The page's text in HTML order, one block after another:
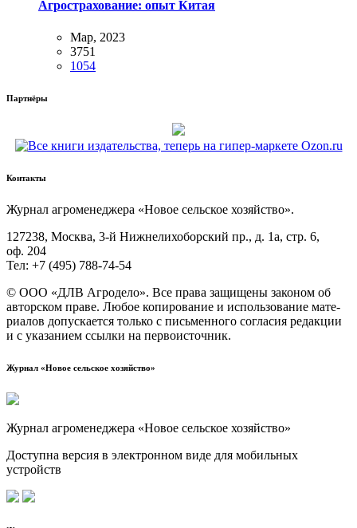
Агрострахование: опыт Китая
Мар, 2023
3751
1054
Партнёры
Контакты
Жур­нал агро­ме­не­дже­ра «Новое сель­ское хозяйство».
127238, Москва, 3‑й Ниж­не­ли­хо­бор­ский пр., д. 1а, стр. 6,
оф. 204
Тел: +7 (495) 788‑74‑54
© ООО «ДЛВ Агро­де­ло». Все пра­ва защи­ще­ны зако­ном об
автор­ском пра­ве. Любое копи­ро­ва­ние и исполь­зо­ва­ние мате­
ри­а­лов допус­ка­ет­ся толь­ко с пись­мен­но­го согла­сия редак­ции
и с ука­за­ни­ем ссыл­ки на первоисточник.
Журнал «Новое сельское хозяйство»
Журнал агроменеджера «Новое сельское хозяйство»
Доступна версия в электронном виде для мобильных
устройств